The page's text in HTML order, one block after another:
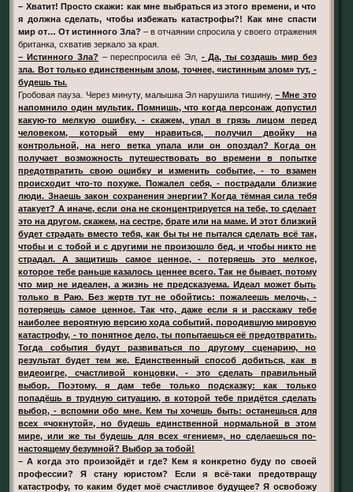
– Хватит! Просто скажи: как мне выбраться из этого времени, и что
я должна сделать, чтобы избежать катастрофы?! Как мне спасти
мир от… От истинного Зла? – в отчаянии спросила у своего отражения
британка, схватив зеркало за края.
– Истинного Зла? – переспросила её Эл, - Да, ты создашь мир без
зла. Вот только единственным злом, точнее, «истинным злом» тут, -
будешь ты.
Гробовая пауза. Через минуту, малышка Эл нарушила тишину,– Мне это
напомнило один мультик. Помнишь, что когда персонаж допустил
какую-то мелкую ошибку, - скажем, упал в грязь лицом перед
человеком, который ему нравиться, получил двойку на
контрольной, на него ветка упала или он опоздал? Когда он
получает возможность путешествовать во времени в попытке
предотвратить свою ошибку и изменить событие, - то взамен
происходит что-то похуже. Пожалел себя, - пострадали близкие
люди. Знаешь закон сохранения энергии? Когда тёмная сила тебя
атакует? А иначе, если она не сконцентрируется на тебе, то сделает
это на другом, скажем, на сестре, брате или на маме. И этот близкий
будет страдать вместо тебя, как бы ты не пытался сделать всё так,
чтобы и с тобой и с другими не произошло бед, и чтобы никто не
страдал. А защитишь самое ценное, - потеряешь это мелкое,
которое тебе раньше казалось ценнее всего. Так не бывает, потому
что мир не идеален, а жизнь не предсказуема. Идеал может быть
только в Раю. Без жертв тут не обойтись: пожалеешь мелочь, -
потеряешь самое ценное. Так что, даже если я и расскажу тебе
наиболее вероятную версию хода событий, породившую мировую
катастрофу, - то понятное дело, ты попытаешься её предотвратить.
Тогда события будут развиваться по другому сценарию, но
результат будет тем же. Единственный способ добиться, как в
видеоигре, счастливой концовки, - это сделать правильный
выбор. Поэтому, я дам тебе только подсказку: как только
попадёшь в трудную ситуацию, в которой тебе придётся сделать
выбор, - вспомни обо мне. Кем ты хочешь быть: останешься для
всех «чокнутой», но будешь единственной нормальной в этом
мире, или же ты будешь для всех «гением», но сделаешься по-
настоящему безумной? Выбор за тобой!
– А когда это произойдёт и где? Кем я конкретно буду по своей
профессии? Я стану юристом? Если я всё-таки предотвращу
катастрофу, то каким будет моё счастливое будущее? Я освобожу